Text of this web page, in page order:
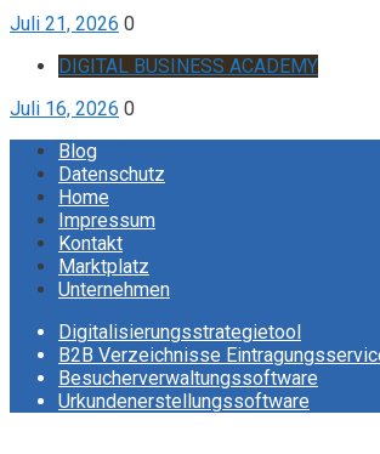
Juli 21, 2026 0
DIGITAL BUSINESS ACADEMY
Juli 16, 2026 0
Blog
Datenschutz
Home
Impressum
Kontakt
Marktplatz
Unternehmen
Digitalisierungsstrategietool
B2B Verzeichnisse
Besucherverwaltungssoftware
Urkundenerstellungssoftware